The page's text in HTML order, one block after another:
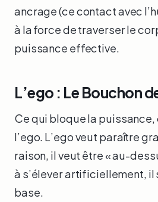
ancrage (ce contact avec
à la force de traverser le
puissance effective.
L’ego : Le Bouchon
Ce qui bloque la
l’ego. L’ego veut paraître
raison, il veut être « au-
à s’élever artificiellement, il
base.